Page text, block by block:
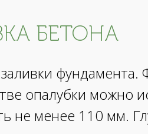
БЕТОНА
опалубки можно
не менее 110 мм.